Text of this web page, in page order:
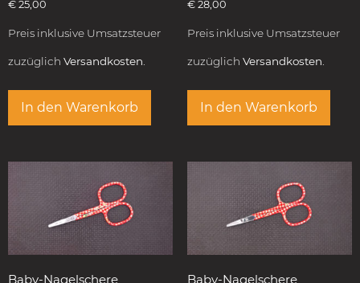
€ 25,00
Preis inklusive Umsatzsteuer
zuzüglich Versandkosten.
In den Warenkorb
€28,00
Preis inklusive Umsatzsteuer
zuzüglich Versandkosten.
In den Warenkorb
Baby-Nagelschere
Baby-Nagelschere